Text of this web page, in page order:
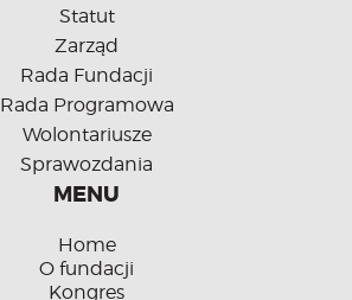
Statut
Zarząd
Rada Fundacji
Rada Programowa
Wolontariusze
Sprawozdania
MENU
Home
O fundacji
Kongres